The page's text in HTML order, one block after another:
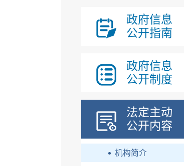
政府信息
公开指南
政府信息
公开制度
法定主动
公开内容
机构简介